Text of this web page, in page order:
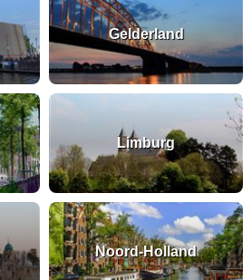
Gelderland
Limburg
Noord-Holland